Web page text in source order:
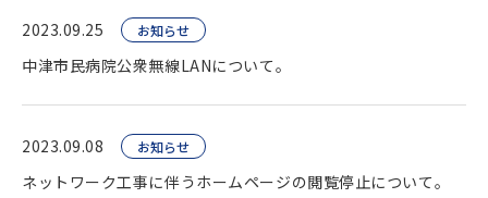
2023.09.25 お知らせ
中津市民病院公衆無線LANについて。
2023.09.08 お知らせ
ネットワーク工事に伴うホームページの閲覧停止について。